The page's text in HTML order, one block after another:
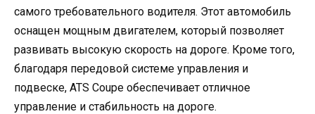
самого требовательного водителя. Этот автомобиль
оснащен мощным двигателем, который позволяет
развивать высокую скорость на дороге. Кроме того,
благодаря передовой системе управления и
подвеске, ATS Coupe обеспечивает отличное
управление и стабильность на дороге.